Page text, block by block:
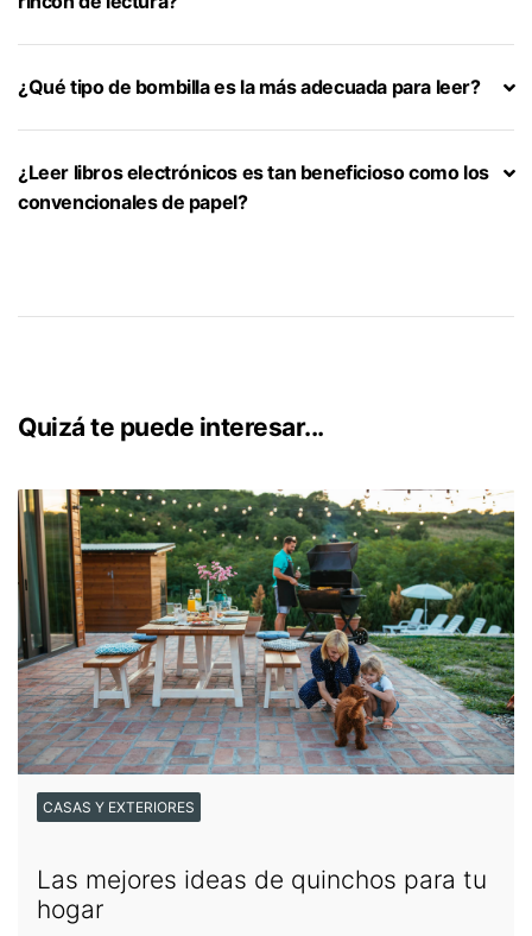
zona de lectura y así evitarás que haya distracciones.
¿Qué tipo de bombilla es la más adecuada para leer?
K, para que la lectura sea confortable y lo más natural
posible
¿Leer libros electrónicos es tan beneficioso como los
convencionales de papel?
Quizá te puede interesar...
CASAS Y EXTERIORES
Las mejores ideas de quinchos para tu
hogar